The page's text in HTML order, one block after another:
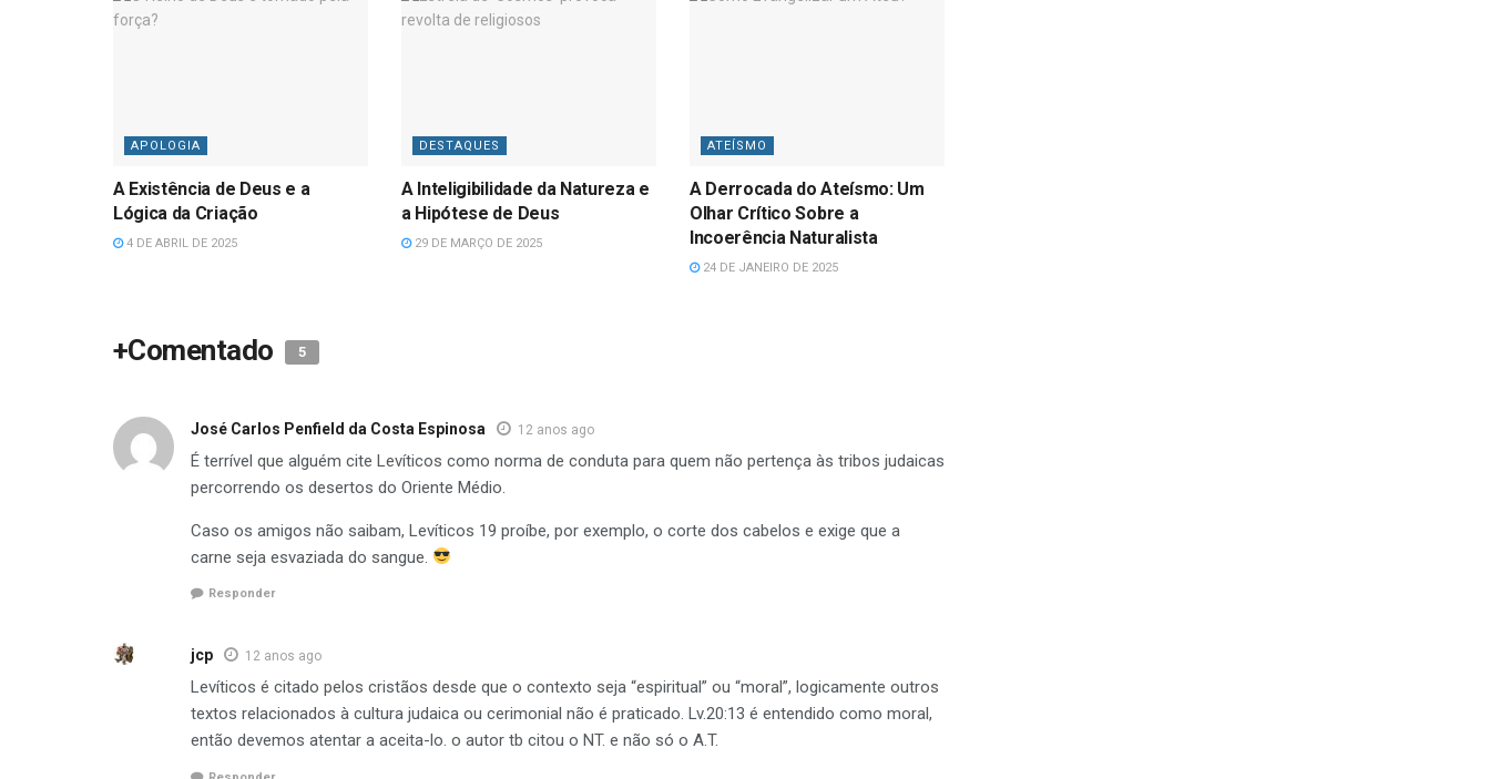
APOLOGIA
A Existência de Deus e a
Lógica da Criação
4 DE ABRIL DE 2025
DESTAQUES
A Inteligibilidade da Natureza e
a Hipótese de Deus
29 DE MARÇO DE 2025
ATEÍSMO
A Derrocada do Ateísmo: Um
Olhar Crítico Sobre a
Incoerência Naturalista
24 DE JANEIRO DE 2025
+Comentado 5
José Carlos Penfield da Costa Espinosa 12 anos ago
É terrível que alguém cite Levíticos como norma de conduta para quem não pertença às tribos judaicas
percorrendo os desertos do Oriente Médio.
Caso os amigos não saibam, Levíticos 19 proíbe, por exemplo, o corte dos cabelos e exige que a
carne seja esvaziada do sangue.
Responder
jcp 12 anos ago
Levíticos é citado pelos cristãos desde que o contexto seja “espiritual” ou “moral”, logicamente outros
textos relacionados à cultura judaica ou cerimonial não é praticado. Lv.20:13 é entendido como moral,
então devemos atentar a aceita-lo. o autor tb citou o NT. e não só o A.T.